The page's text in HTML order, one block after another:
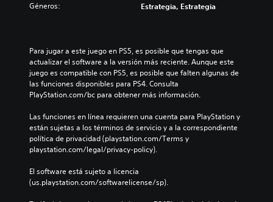
Géneros: Estrategia, Estrategia
Para jugar a este juego en PS5, es posible que tengas que
actualizar el software a la versión más reciente. Aunque este
juego es compatible con PS5, es posible que falten algunas de
las funciones disponibles para PS4. Consulta
PlayStation.com/bc para obtener más información.
Las funciones en línea requieren una cuenta para PlayStation y
están sujetas a los términos de servicio y a la correspondiente
política de privacidad (playstation.com/Terms y
playstation.com/legal/privacy-policy).
El software está sujeto a licencia
(us.playstation.com/softwarelicense/sp).